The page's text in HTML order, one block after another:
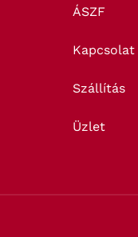
ÁSZF
Kapcsolat
Szállítás
Üzlet